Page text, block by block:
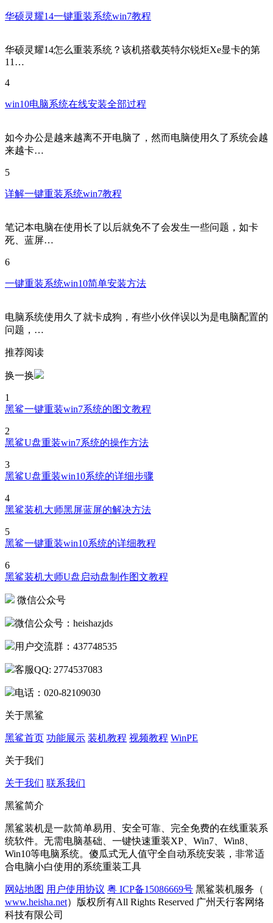
华硕灵耀14一键重装系统win7教程
华硕灵耀14怎么重装系统？该机搭载英特尔锐炬Xe显卡的第
11…
4
win10电脑系统在线安装全部过程
如今办公是越来越离不开电脑了，然而电脑使用久了系统会越
来越卡…
5
详解一键重装系统win7教程
笔记本电脑在使用长了以后就免不了会发生一些问题，如卡
死、蓝屏…
6
一键重装系统win10简单安装方法
电脑系统使用久了就卡成狗，有些小伙伴误以为是电脑配置的
问题，…
推荐阅读
换一换
1
黑鲨一键重装win7系统的图文教程
2
黑鲨U盘重装win7系统的操作方法
3
黑鲨U盘重装win10系统的详细步骤
4
黑鲨装机大师黑屏蓝屏的解决方法
5
黑鲨一键重装win10系统的详细教程
6
黑鲨装机大师U盘启动盘制作图文教程
微信公众号
微信公众号：heishazjds
用户交流群：437748535
客服QQ: 2774537083
电话：020-82109030
关于黑鲨
黑鲨首页 功能展示 装机教程 视频教程 WinPE
关于我们
关于我们 联系我们
黑鲨简介
黑鲨装机是一款简单易用、安全可靠、完全免费的在线重装系
统软件。无需电脑基础、一键快速重装XP、Win7、Win8、
Win10等电脑系统。傻瓜式无人值守全自动系统安装，非常适
合电脑小白使用的系统重装工具
网站地图 用户使用协议 粤 ICP备15086669号 黑鲨装机服务（
www.heisha.net）版权所有All Rights Reserved 广州天行客网络
科技有限公司